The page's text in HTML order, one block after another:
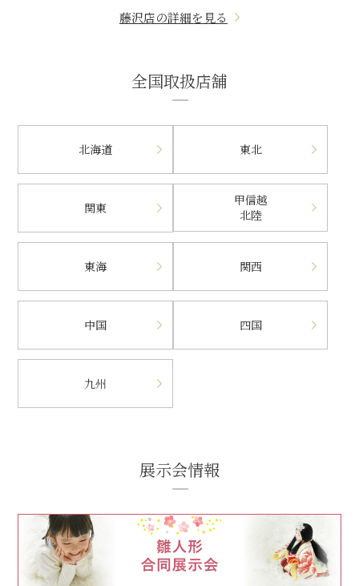
藤沢店の詳細を見る
全国取扱店舗
北海道 東北
関東
甲信越
北陸
東海 関西
中国 四国
九州
展示会情報